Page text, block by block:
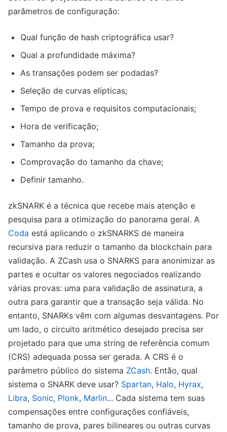
parâmetros de configuração:
Qual função de hash criptográfica usar?
Qual a profundidade máxima?
As transações podem ser podadas?
Seleção de curvas elípticas;
Tempo de prova e requisitos computacionais;
Hora de verificação;
Tamanho da prova;
Comprovação do tamanho da chave;
Definir tamanho.
zkSNARK é a técnica que recebe mais atenção e
pesquisa para a otimização do panorama geral. A
Coda está aplicando o zkSNARKS de maneira
recursiva para reduzir o tamanho da blockchain para
validação. A ZCash usa o SNARKS para anonimizar as
partes e ocultar os valores negociados realizando
várias provas: uma para validação de assinatura, a
outra para garantir que a transação seja válida. No
entanto, SNARKs vêm com algumas desvantagens. Por
um lado, o circuito aritmético desejado precisa ser
projetado para que uma string de referência comum
(CRS) adequada possa ser gerada. A CRS é o
parâmetro público do sistema ZCash. Então, qual
sistema o SNARK deve usar? Spartan, Halo, Hyrax,
Libra, Sonic, Plonk, Marlin... Cada sistema tem suas
compensações entre configurações confiáveis,
tamanho de prova, pares bilineares ou outras curvas